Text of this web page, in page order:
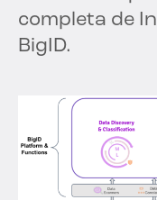
completa de
BigID.